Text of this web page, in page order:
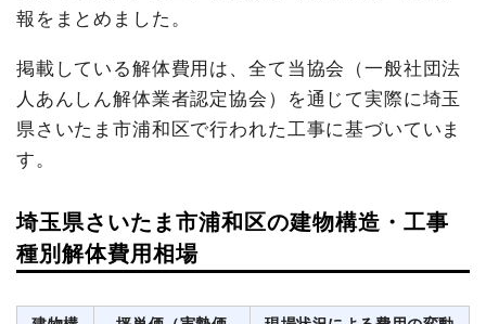
報をまとめました。
掲載している解体費用は、全て当協会（一般社団法
人あんしん解体業者認定協会）を通じて実際に埼玉
県さいたま市浦和区で行われた工事に基づいていま
す。
埼玉県さいたま市浦和区の建物構造・工事
種別解体費用相場